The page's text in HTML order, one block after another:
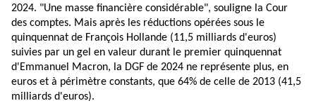
2024. "Une masse financière considérable", souligne la Cour
des comptes. Mais après les réductions opérées sous le
quinquennat de François Hollande (11,5 milliards d'euros)
suivies par un gel en valeur durant le premier quinquennat
d'Emmanuel Macron, la DGF de 2024 ne représente plus, en
euros et à périmètre constants, que 64% de celle de 2013 (41,5
milliards d'euros).